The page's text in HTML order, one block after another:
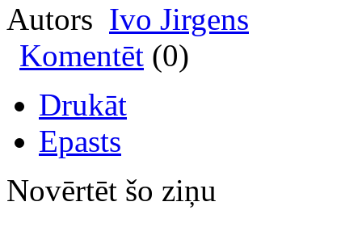
Autors Ivo Jirgens
Komentēt (0)
Drukāt
Epasts
Novērtēt šo ziņu